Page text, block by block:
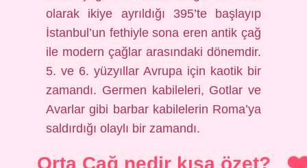
olarak ikiye ayrıldığı 395’te başlayıp
İstanbul’un fethiyle sona eren antik çağ
ile modern çağlar arasındaki dönemdir.
5. ve 6. yüzyıllar Avrupa için kaotik bir
zamandı. Germen kabileleri, Gotlar ve
Avarlar gibi barbar kabilelerin Roma’ya
saldırdığı olaylı bir zamandı.
Orta Çağ nedir kısa özet?